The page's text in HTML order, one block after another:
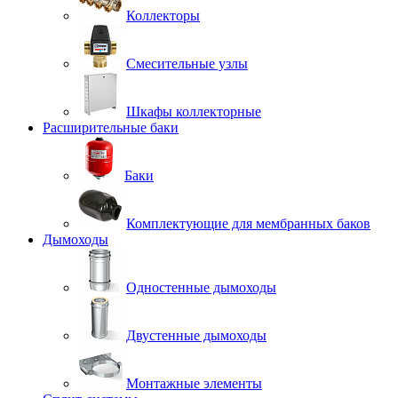
Коллекторы
Смесительные узлы
Шкафы коллекторные
Расширительные баки
Баки
Комплектующие для мембранных баков
Дымоходы
Одностенные дымоходы
Двустенные дымоходы
Монтажные элементы